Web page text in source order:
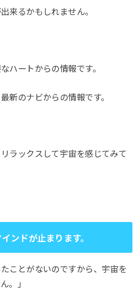
来るかもしれません。
ハートからの情報です。
新のナビからの情報です。
ラックスして宇宙を感じてみて
ンドが止まります。
ことがないのですから、宇宙を
。」